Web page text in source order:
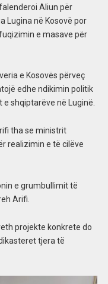
Aliun për
Lugina në Kosovë por
e masave për
e Kosovës përveç
edhe ndikimin politik
shqiptarëve në Luginë.
tha se ministrit
realizimin e të cilëve
e grumbullimit të
Arifi.
projekte konkrete do
tjera të